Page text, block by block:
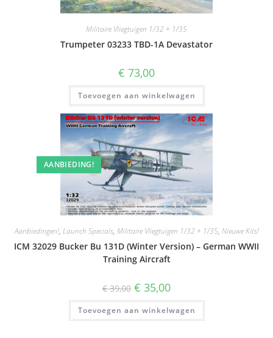
Militaire Vliegtuigen 1/32 + 1/35
Trumpeter 03233 TBD-1A Devastator
€ 73,00
Toevoegen aan winkelwagen
AANBIEDING!
Aanbiedingen!, Launch Specials, Militaire Vliegtuigen 1/32 + 1/35, Nieuwe Kits!
ICM 32029 Bucker Bu 131D (Winter Version) – German WWII
Training Aircraft
€39,00 Oorspronkelijke
prijs
was:
€ 39,00.
€ 35,00Huidige
is:
€ 35,00.
Toevoegen aan winkelwagen